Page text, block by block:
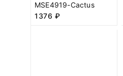
MSE4919-Cactus
1376 ₽